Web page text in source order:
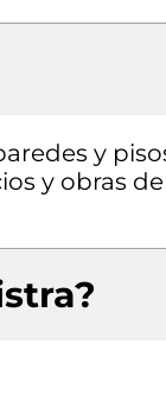
y
y obras de